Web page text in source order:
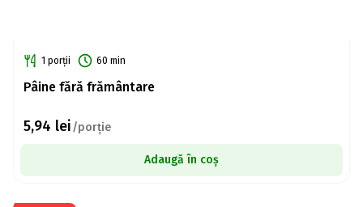
1 porții 60 min
Pâine fără frământare
5,94 lei/porție
Adaugă în coș